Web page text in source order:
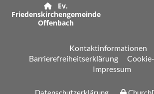

Ev.
Friedenskirchengemeinde
Offenbach
Kontaktinformationen
Barrierefreiheitserklärung
Impressum